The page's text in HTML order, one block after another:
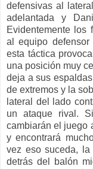
defensivas al
adelantada y
Evidentemente los
al equipo
esta táctica
una posición muy
deja a sus
de extremos y la
lateral del lado
un ataque rival.
cambiarán el juego
y encontrará
vez eso suceda,
detrás del balón